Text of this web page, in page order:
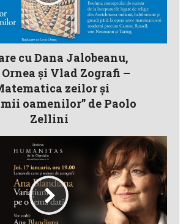
cu Dana Jalobeanu,
și Vlad Zografi –
zeilor și
oamenilor” de Paolo
Zellini